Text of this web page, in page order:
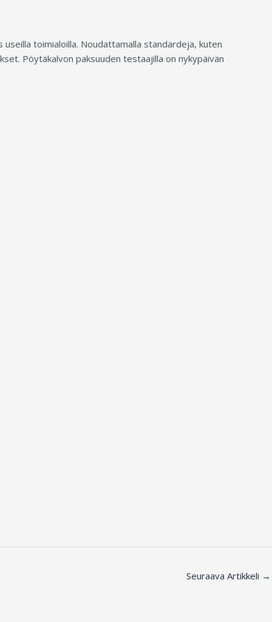
toimialoilla. Noudattamalla standardeja, kuten
Pöytäkalvon paksuuden testaajilla on nykypäivän
Seuraava Artikkeli →